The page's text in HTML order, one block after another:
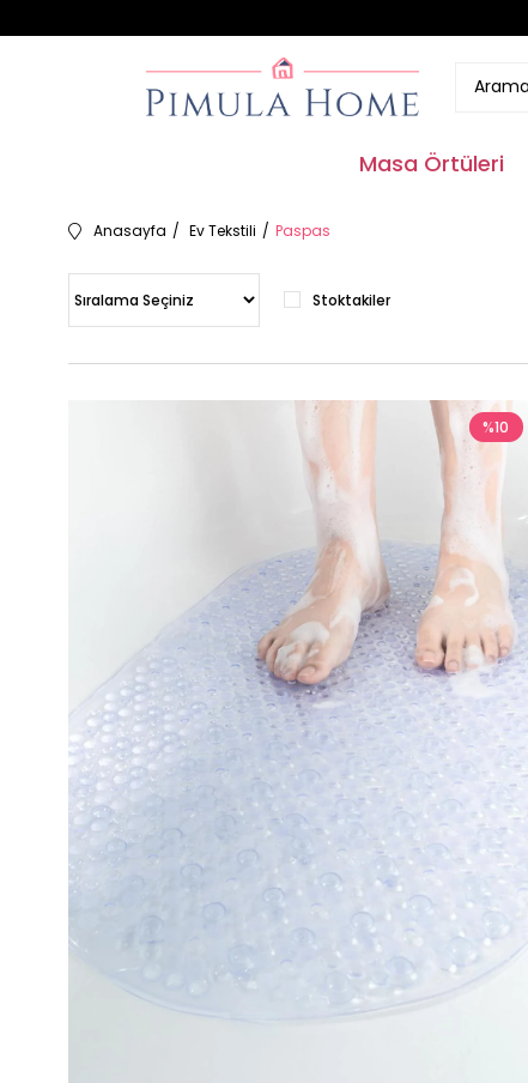
Masa Örtüleri
Anasayfa Ev Tekstili Paspas
Stoktakiler
%10